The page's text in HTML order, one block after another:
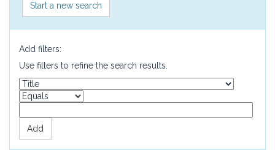
Start a new search
Add filters:
Use filters to refine the search results.